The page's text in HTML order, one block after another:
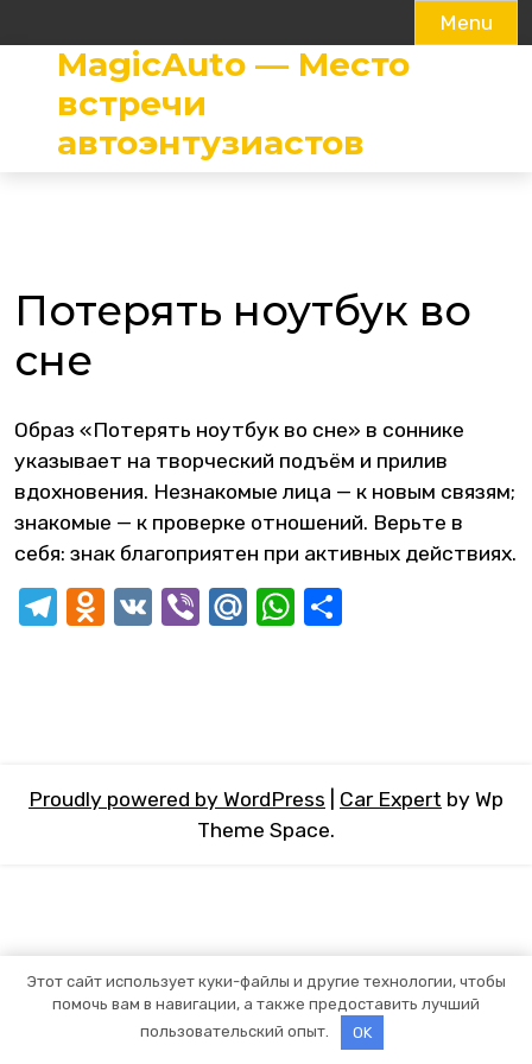
Menu
content
MagicAuto — Место
встречи
автоэнтузиастов
Потерять ноутбук во
сне
Образ «Потерять ноутбук во сне» в соннике
указывает на творческий подъём и прилив
вдохновения. Незнакомые лица — к новым связям;
знакомые — к проверке отношений. Верьте в
себя: знак благоприятен при активных действиях.
Telegram
Odnoklassniki
VK ViberMail.RuWhatsApp
Proudly powered by WordPress Car Expert by Wp
Theme Space.
Этот сайт использует куки-файлы и другие технологии, чтобы
помочь вам в навигации, а также предоставить лучший
пользовательский опыт.
OK